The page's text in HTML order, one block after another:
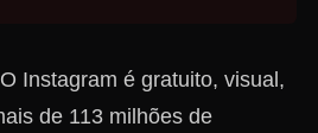
Instagram é gratuito, visual,
de 113 milhões de